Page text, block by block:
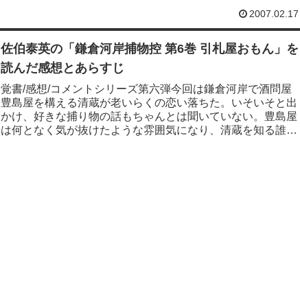
2007.02.17
佐伯泰英の「鎌倉河岸捕物控 第6巻 引札屋おもん」を
読んだ感想とあらすじ
覚書/感想/コメントシリーズ第六弾今回は鎌倉河岸で酒問屋
豊島屋を構える清蔵が老いらくの恋い落ちた。いそいそと出
かけ、好きな捕り物の話もちゃんとは聞いていない。豊島屋
は何となく気が抜けたような雰囲気になり、清蔵を知る誰も